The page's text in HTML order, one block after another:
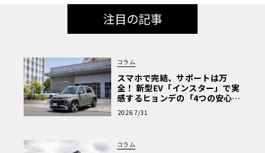
注目の記事
コラム
スマホで完結、サポートは万
全！ 新型EV「インスター」で実
感するヒョンデの「4つの安心」
【第1回・ヒョンデ6つの疑問：
Why? Hyundai?】〈PR〉
2026 7/31
コラム